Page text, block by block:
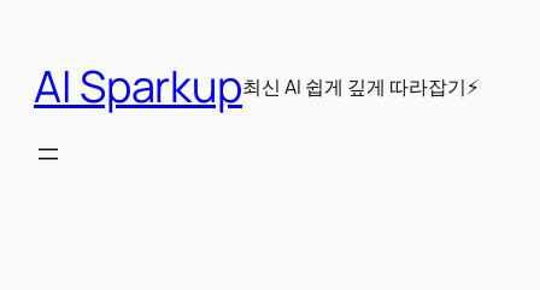
AI Sparkup최신 AI 쉽게 깊게 따라잡기⚡